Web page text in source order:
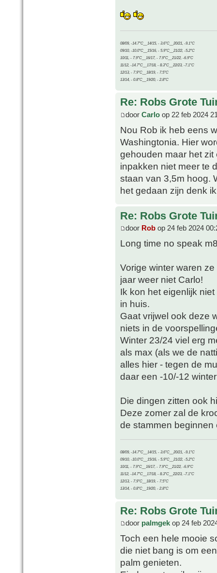
08/09, -14.7°C__14/15, - 3.6°C__20/21, -9.1°C
09/10, -10.0°C__15/16, - 5.9°C__21/22, -5.2°C
10/11, - 7.9°C__16/17, - 7.9°C__21/22, -6.9°C
11/12, -14.7°C__17/18, - 8.3°C__22/23, -7.1°C
12/13, - 7.9°C__18/19, - 7.5°C
13/14, - 0.8°C__19/20, - 2.8°C
Re: Robs Grote
door Carlo op 22 feb 2024
Nou Rob ik heb eens
Washingtonia. Hier
gehouden maar het
inpakken niet meer te
staan van 3,5m hoog.
het gedaan zijn denk
Re: Robs Grote
door Rob op 24 feb 2024
Long time no speak
Vorige winter waren
jaar weer niet Carlo!
Ik kon het eigenlijk
in huis.
Gaat vrijwel ook deze
niets in de
Winter 23/24 viel erg
als max (als we de
alles hier - tegen de
daar een -10/-12
Die dingen zitten ook
Deze zomer zal de
de stammen beginnen
08/09, -14.7°C__14/15, - 3.6°C__20/21, -9.1°C
09/10, -10.0°C__15/16, - 5.9°C__21/22, -5.2°C
10/11, - 7.9°C__16/17, - 7.9°C__21/22, -6.9°C
11/12, -14.7°C__17/18, - 8.3°C__22/23, -7.1°C
12/13, - 7.9°C__18/19, - 7.5°C
13/14, - 0.8°C__19/20, - 2.8°C
Re: Robs Grote
door palmgek op 24 feb
Toch een hele mooie
die niet bang is om
palm genieten.